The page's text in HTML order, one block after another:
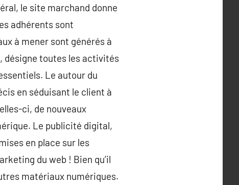
le site marchand donne
adhérents sont
à mener sont générés à
désigne toutes les activités
Le autour du
en séduisant le client à
ci, de nouveaux
Le publicité digital,
en place sur les
du web ! Bien qu’il
matériaux numériques.